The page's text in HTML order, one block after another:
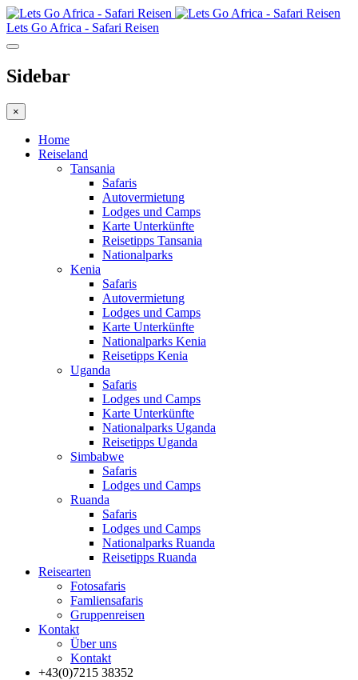
Lets Go Africa - Safari Reisen
Sidebar
×
Home
Reiseland
Tansania
Safaris
Autovermietung
Lodges und Camps
Karte Unterkünfte
Reisetipps Tansania
Nationalparks
Kenia
Safaris
Autovermietung
Lodges und Camps
Karte Unterkünfte
Nationalparks Kenia
Reisetipps Kenia
Uganda
Safaris
Lodges und Camps
Karte Unterkünfte
Nationalparks Uganda
Reisetipps Uganda
Simbabwe
Safaris
Lodges und Camps
Ruanda
Safaris
Lodges und Camps
Nationalparks Ruanda
Reisetipps Ruanda
Reisearten
Fotosafaris
Famliensafaris
Gruppenreisen
Kontakt
Über uns
Kontakt
+43(0)7215 38352